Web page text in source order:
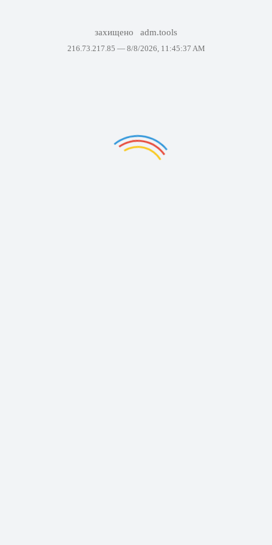
захищено adm.tools
216.73.217.85 — 8/8/2026, 11:45:37 AM